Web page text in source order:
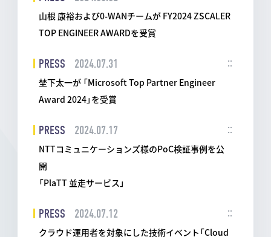
山根 康裕および0-WANチームが FY2024 ZSCALER
TOP ENGINEER AWARDを受賞
PRESS 2024.07.31
埜下太一が 「Microsoft Top Partner Engineer
Award 2024」を受賞
PRESS 2024.07.17
NTTコミュニケーションズ様のPoC検証事例を公
開
「PlaTT 並走サービス」
PRESS 2024.07.12
クラウド運用者を対象にした技術イベント「Cloud